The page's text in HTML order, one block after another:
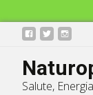
Salute,